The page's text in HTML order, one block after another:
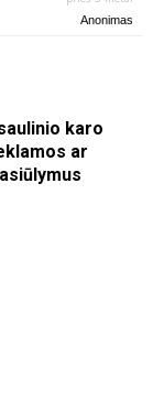
Anonimas
karo
ar